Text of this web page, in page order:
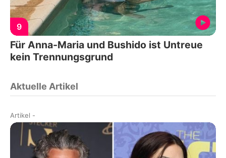
9
Für Anna-Maria und Bushido ist Untreue
kein Trennungsgrund
Aktuelle Artikel
Artikel -